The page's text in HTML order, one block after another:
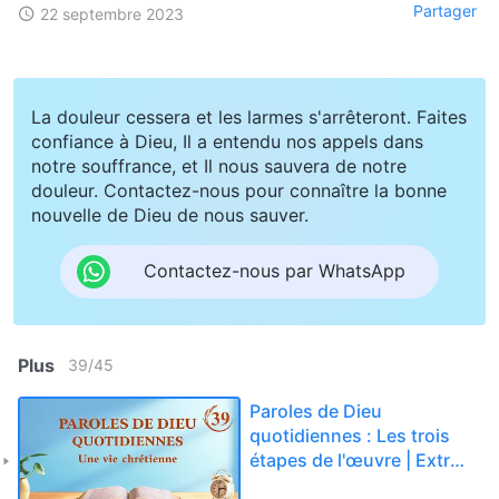
22 septembre 2023 Partager
La douleur cessera et les larmes s'arrêteront. Faites
confiance à Dieu, Il a entendu nos appels dans
notre souffrance, et Il nous sauvera de notre
douleur. Contactez-nous pour connaître la bonne
nouvelle de Dieu de nous sauver.
Contactez-nous par WhatsApp
Plus 39/45
Paroles de Dieu
quotidiennes : Les trois
étapes de l'œuvre | Extrait